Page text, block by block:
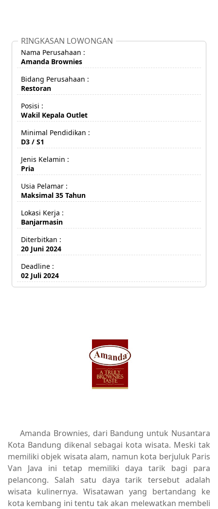
RINGKASAN LOWONGAN
Nama Perusahaan :
Amanda Brownies
Bidang Perusahaan :
Restoran
Posisi :
Wakil Kepala Outlet
Minimal Pendidikan :
D3 / S1
Jenis Kelamin :
Pria
Usia Pelamar :
Maksimal 35 Tahun
Lokasi Kerja :
Banjarmasin
Diterbitkan :
20 Juni 2024
Deadline :
02 Juli 2024
Amanda Brownies, dari Bandung untuk Nusantara
Kota Bandung dikenal sebagai kota wisata. Meski tak
memiliki objek wisata alam, namun kota berjuluk Paris
Van Java ini tetap memiliki daya tarik bagi para
pelancong. Salah satu daya tarik tersebut adalah
wisata kulinernya. Wisatawan yang bertandang ke
kota kembang ini tentu tak akan melewatkan membeli